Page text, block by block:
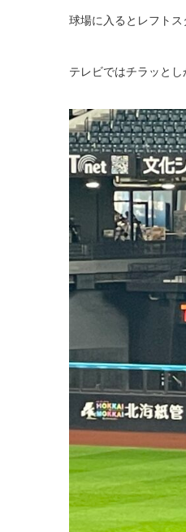
球場に入るとレフト
テレビではチラッと